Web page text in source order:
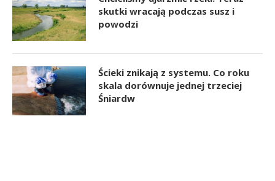
skutki wracają podczas susz i
powodzi
Ścieki znikają z systemu. Co roku
skala dorównuje jednej trzeciej
Śniardw